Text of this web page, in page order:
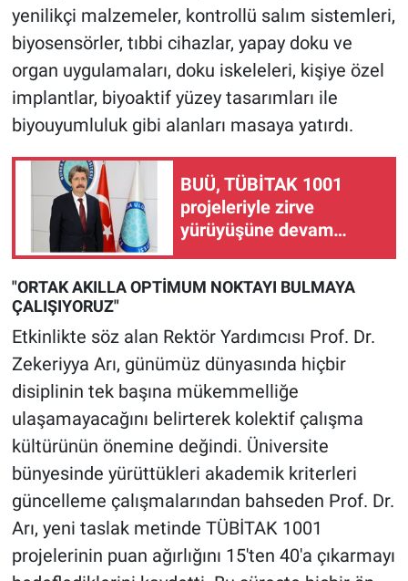
yenilikçi malzemeler, kontrollü salım sistemleri,
biyosensörler, tıbbi cihazlar, yapay doku ve
organ uygulamaları, doku iskeleleri, kişiye özel
implantlar, biyoaktif yüzey tasarımları ile
biyouyumluluk gibi alanları masaya yatırdı.
BUÜ, TÜBİTAK 1001
projeleriyle zirve
yürüyüşüne devam
"ORTAK AKILLA OPTİMUM NOKTAYI BULMAYA
ÇALIŞIYORUZ"
Etkinlikte söz alan Rektör Yardımcısı Prof. Dr.
Zekeriyya Arı, günümüz dünyasında hiçbir
disiplinin tek başına mükemmelliğe
ulaşamayacağını belirterek kolektif çalışma
kültürünün önemine değindi. Üniversite
bünyesinde yürüttükleri akademik kriterleri
güncelleme çalışmalarından bahseden Prof. Dr.
Arı, yeni taslak metinde TÜBİTAK 1001
projelerinin puan ağırlığını 15'ten 40'a çıkarmayı